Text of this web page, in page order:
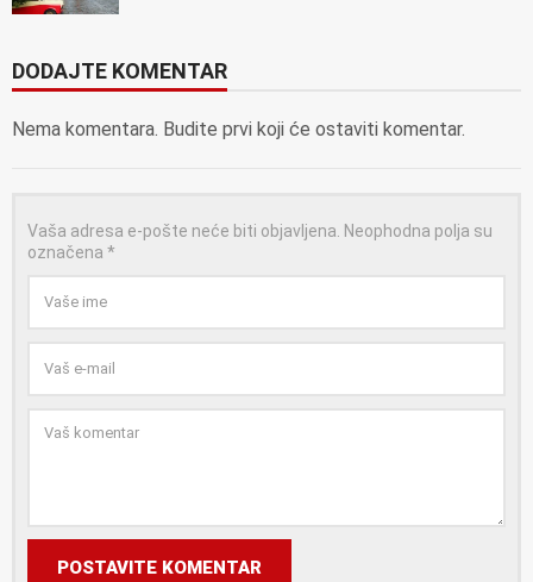
DODAJTE KOMENTAR
Nema komentara. Budite prvi koji će ostaviti komentar.
Vaša adresa e-pošte neće biti objavljena. Neophodna polja su
označena *
POSTAVITE KOMENTAR